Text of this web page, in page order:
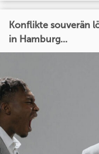
Konflikte souverän
in Hamburg...